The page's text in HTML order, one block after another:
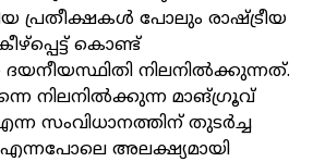
പ്രതീക്ഷകള്‍ പോലും രാഷ്ട്രീയ
കൊണ്ട്
ദയനീയസ്ഥിതി നിലനില്‍ക്കുന്നത്.
നിലനില്‍ക്കുന്ന മാങ്ഗ്രൂവ്
സംവിധാനത്തിന് തുടര്‍ച്ച
എന്നപോലെ അലക്ഷ്യമായി